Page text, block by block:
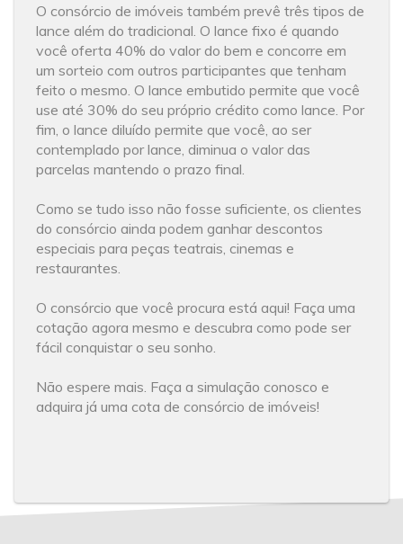
O consórcio de imóveis também prevê três tipos de
lance além do tradicional. O lance fixo é quando
você oferta 40% do valor do bem e concorre em
um sorteio com outros participantes que tenham
feito o mesmo. O lance embutido permite que você
use até 30% do seu próprio crédito como lance. Por
fim, o lance diluído permite que você, ao ser
contemplado por lance, diminua o valor das
parcelas mantendo o prazo final.
Como se tudo isso não fosse suficiente, os clientes
do consórcio ainda podem ganhar descontos
especiais para peças teatrais, cinemas e
restaurantes.
O consórcio que você procura está aqui! Faça uma
cotação agora mesmo e descubra como pode ser
fácil conquistar o seu sonho.
Não espere mais. Faça a simulação conosco e
adquira já uma cota de consórcio de imóveis!